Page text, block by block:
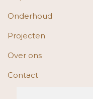
Onderhoud
Projecten
Over ons
Contact